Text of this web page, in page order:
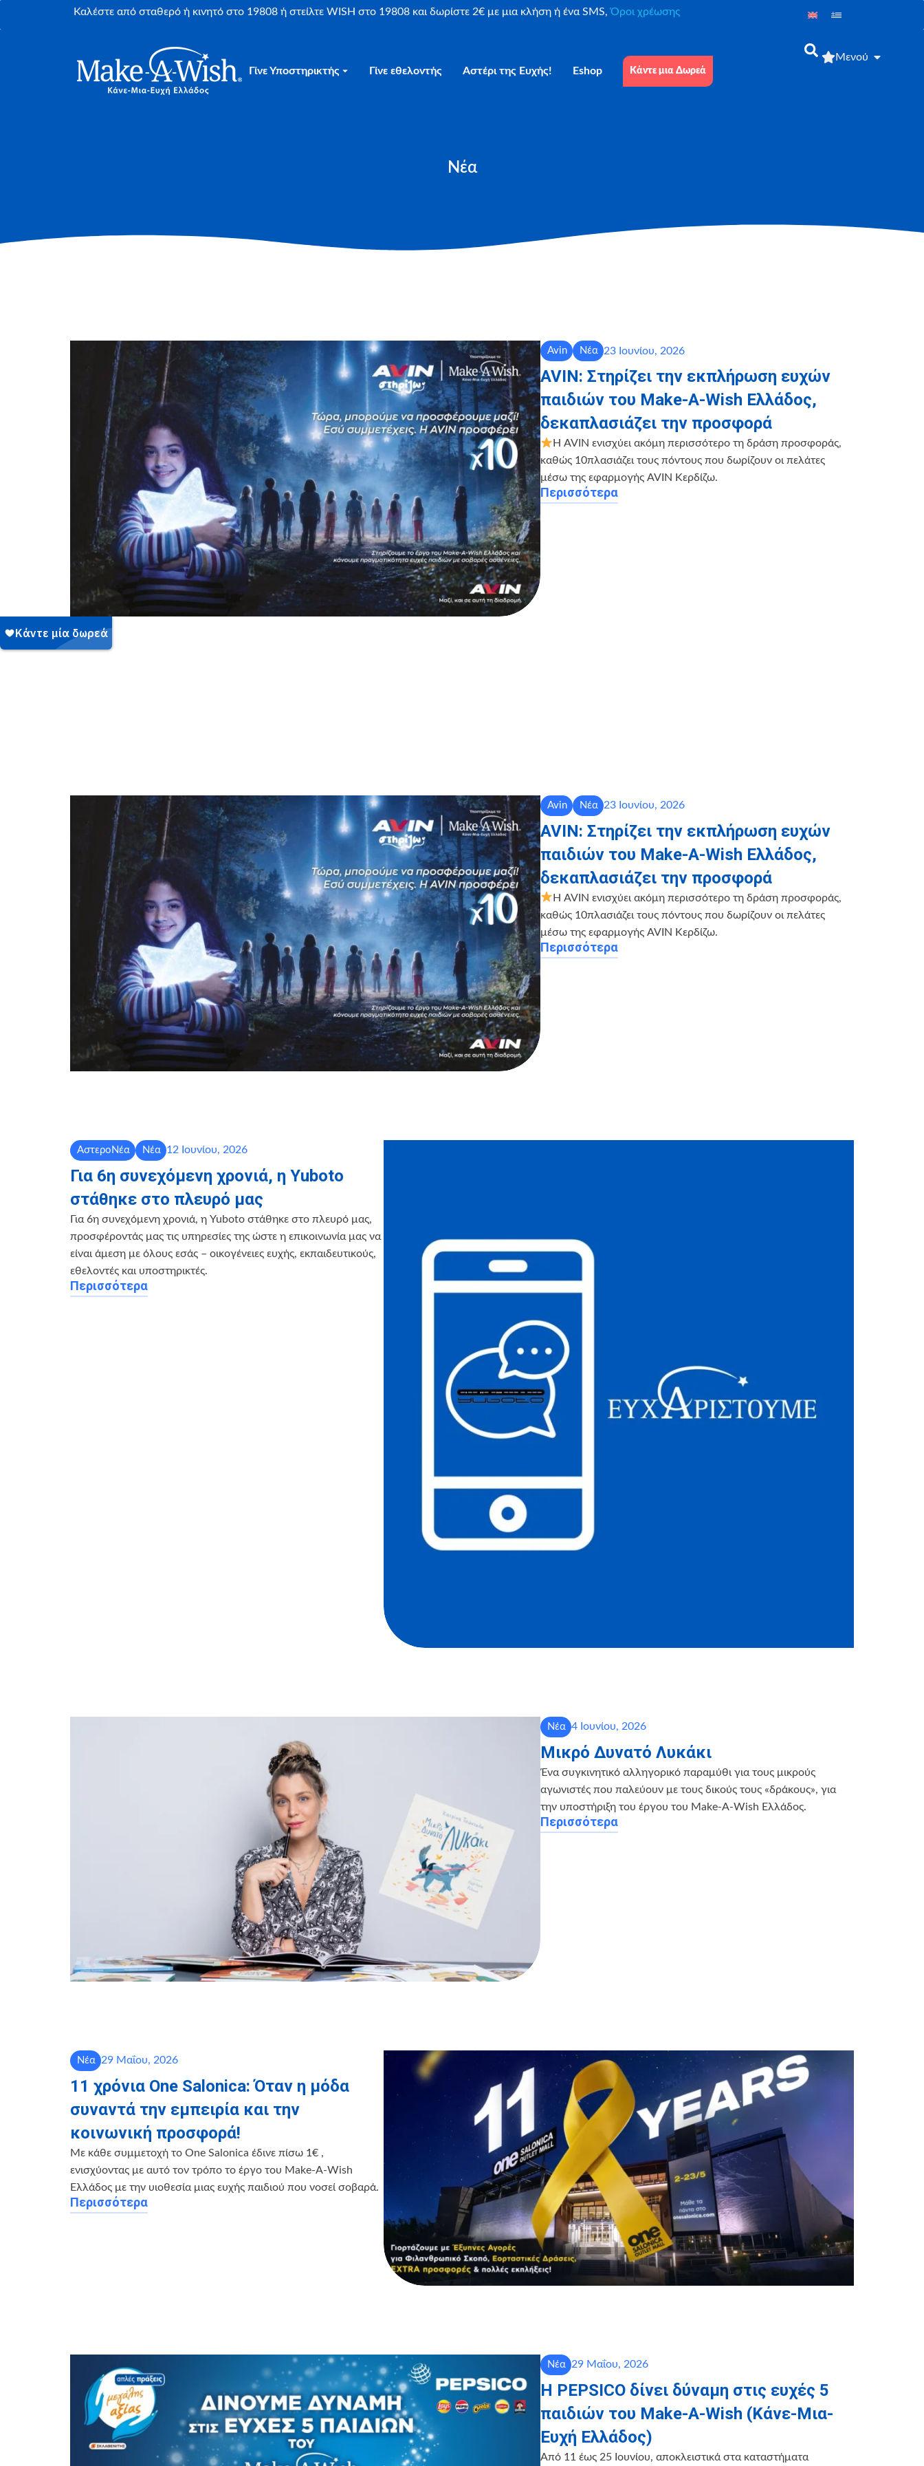
Καλέστε από σταθερό ή κινητό στο 19808 ή στείλτε WISH στο 19808 και δωρίστε 2€ με μια κλήση ή ένα SMS,Όροι χρέωσης
Γίνε Υποστηρικτής Γίνε εθελοντής Αστέρι της Ευχής! Eshop Κάντε μια Δωρεά
Μενού
Νέα
Avin Νέα 23 Ιουνίου, 2026
AVIN: Στηρίζει την εκπλήρωση ευχών
παιδιών του Make-A-Wish Ελλάδος,
δεκαπλασιάζει την προσφορά
Η AVIN ενισχύει ακόμη περισσότερο τη δράση προσφοράς,
καθώς 10πλασιάζει τους πόντους που δωρίζουν οι πελάτες
μέσω της εφαρμογής AVIN Κερδίζω.
Περισσότερα
Avin Νέα 23 Ιουνίου, 2026
AVIN: Στηρίζει την εκπλήρωση ευχών
παιδιών του Make-A-Wish Ελλάδος,
δεκαπλασιάζει την προσφορά
Η AVIN ενισχύει ακόμη περισσότερο τη δράση προσφοράς,
καθώς 10πλασιάζει τους πόντους που δωρίζουν οι πελάτες
μέσω της εφαρμογής AVIN Κερδίζω.
Περισσότερα
ΑστεροΝέα Νέα 12 Ιουνίου, 2026
Για 6η συνεχόμενη χρονιά, η Yuboto
στάθηκε στο πλευρό μας
Για 6η συνεχόμενη χρονιά, η Yuboto στάθηκε στο πλευρό μας,
προσφέροντάς μας τις υπηρεσίες της ώστε η επικοινωνία μας να
είναι άμεση με όλους εσάς – οικογένειες ευχής, εκπαιδευτικούς,
εθελοντές και υποστηρικτές.
Περισσότερα
Νέα 4 Ιουνίου, 2026
Μικρό Δυνατό Λυκάκι
Ένα συγκινητικό αλληγορικό παραμύθι για τους μικρούς
αγωνιστές που παλεύουν με τους δικούς τους «δράκους», για
την υποστήριξη του έργου του Make-A-Wish Ελλάδος.
Περισσότερα
Νέα 29 Μαΐου, 2026
11 χρόνια One Salonica: Όταν η μόδα
συναντά την εμπειρία και την
κοινωνική προσφορά!
Με κάθε συμμετοχή το One Salonica έδινε πίσω 1€ ,
ενισχύοντας με αυτό τον τρόπο το έργο του Make-A-Wish
Ελλάδος με την υιοθεσία μιας ευχής παιδιού που νοσεί σοβαρά.
Περισσότερα
Νέα 29 Μαΐου, 2026
Η PEPSICO δίνει δύναμη στις ευχές 5
παιδιών του Make-A-Wish (Κάνε-Μια-
Ευχή Ελλάδος)
Από 11 έως 25 Ιουνίου, αποκλειστικά στα καταστήματα